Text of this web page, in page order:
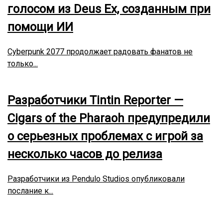
голосом из Deus Ex, созданным при
помощи ИИ
Cyberpunk 2077 продолжает радовать фанатов не
только...
Разработчики Tintin Reporter —
Cigars of the Pharaoh предупредили
о серьезных проблемах с игрой за
несколько часов до релиза
Разработчики из Pendulo Studios опубликовали
послание к...